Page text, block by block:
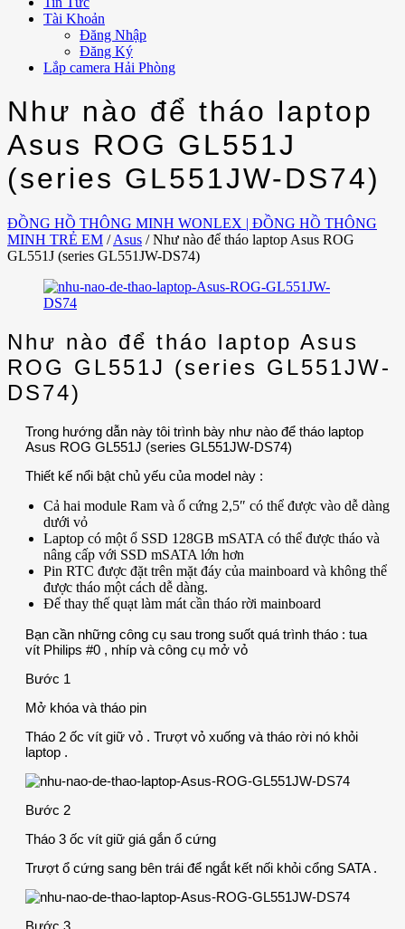
Tài Khoản
Đăng Nhập
Đăng Ký
Lắp camera Hải Phòng
Như nào để tháo laptop
Asus ROG GL551J
(series GL551JW-DS74)
ĐỒNG HỒ THÔNG MINH WONLEX | ĐỒNG HỒ THÔNG
MINH TRẺ EM / Asus / Như nào để tháo laptop Asus ROG
GL551J (series GL551JW-DS74)
Như nào để tháo laptop Asus
ROG GL551J (series GL551JW-
DS74)
Trong hướng dẫn này tôi trình bày như nào để tháo laptop
Asus ROG GL551J (series GL551JW-DS74)
Thiết kế nổi bật chủ yếu của model này :
Cả hai module Ram và ổ cứng 2,5″ có thể được vào dễ dàng
dưới vỏ
Laptop có một ổ SSD 128GB mSATA có thể được tháo và
nâng cấp với SSD mSATA lớn hơn
Pin RTC được đặt trên mặt đáy của mainboard và không thể
được tháo một cách dễ dàng.
Để thay thế quạt làm mát cần tháo rời mainboard
Bạn cần những công cụ sau trong suốt quá trình tháo : tua
vít Philips #0 , nhíp và công cụ mở vỏ
Bước 1
Mở khóa và tháo pin
Tháo 2 ốc vít giữ vỏ . Trượt vỏ xuống và tháo rời nó khỏi
laptop .
Bước 2
Tháo 3 ốc vít giữ giá gắn ổ cứng
Trượt ổ cứng sang bên trái để ngắt kết nối khỏi cổng SATA .
Bước 3